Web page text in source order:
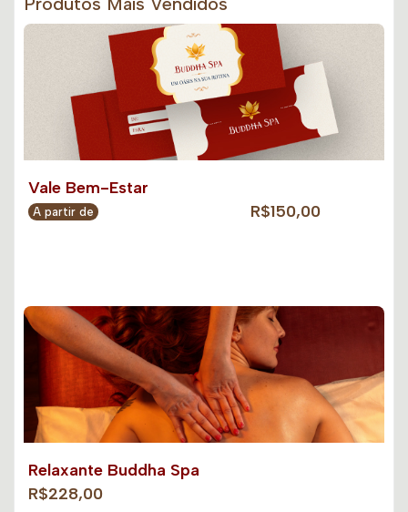
Vale Bem-Estar
A partir de R$150,00
Relaxante Buddha Spa
R$228,00